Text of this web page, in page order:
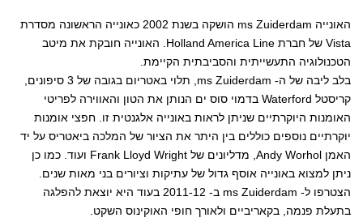
האונייה ms Zuiderdam הושקה בשנת 2002 כאונייה הראשונה מסדרת
Vista של חברת Holland America Line. האונייה חובקת את מיטב
הטכנולוגיה התעשייתית והסביבתית הקיימת.
בלב ליבה של ה- ms Zuiderdam, תלוי באטריום בגובה של 3 סיפונים,
קריסטל Waterford בדמוי סוס ים הנותן את הטון והאווירה לפריטי
האומנות היוקרתיים שניתן לראות באונייה אלגנטית זו. חפצי אומנות
יוקרתיים נוספים כוללים בין היתר את הציור של המלכה ביאטריס על יד
האמן Andy Worhol, מדליונים של Frank Lloyd Wright ועוד. כמו כן
ניתן למצוא באונייה אוסף גדול של עתיקות וציורים בני מאות שנים.
הצטרפו ל- ms Zuiderdam ב- 2011-12 בעוד היא יוצאת להפלגה
בתעלת פנמה, בקאריביים ולאורך חופי האוקינוס השקט.